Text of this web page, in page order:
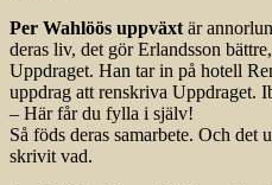
Per Wahlöös uppväxt är
deras liv, det gör Erlandsson
Uppdraget. Han tar in på hotell
uppdrag att renskriva Uppdraget.
– Här får du fylla i själv!
Så föds deras samarbete. Och
skrivit vad.